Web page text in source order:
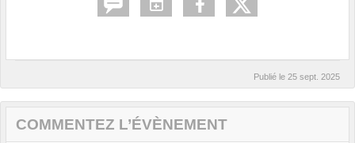
Publié le 25 sept. 2025
COMMENTEZ L’ÉVÈNEMENT